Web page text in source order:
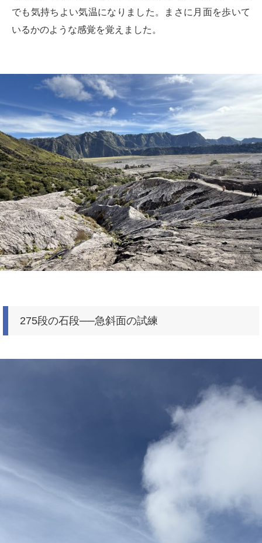
でも気持ちよい気温になりました。まさに月面を歩いて
いるかのような感覚を覚えました。
275段の石段──急斜面の試練